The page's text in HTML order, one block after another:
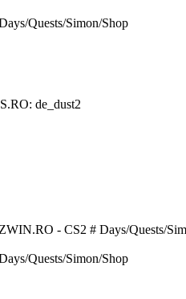
Quests/Simon/Shop
Quests/Simon/Shop